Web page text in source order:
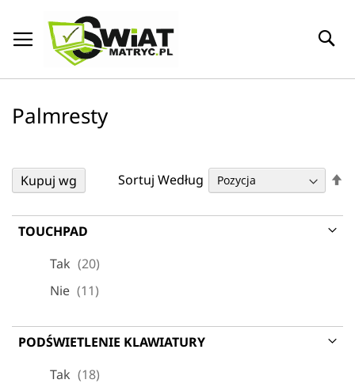
treści
Palmresty
Sortuj Według
Kupuj wg
TOUCHPAD
Tak
20produkt
Nie
11produkt
PODŚWIETLENIE KLAWIATURY
Tak
18produkt